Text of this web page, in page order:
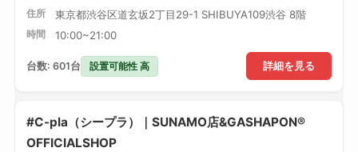
住所 東京都渋谷区道玄坂2丁目29-1 SHIBUYA109渋谷 8階
時間 10:00~21:00
詳細を見る
台数: 601台 設置可能性 高
#C-pla（シープラ）｜SUNAMO店&GASHAPON®
OFFICIALSHOP